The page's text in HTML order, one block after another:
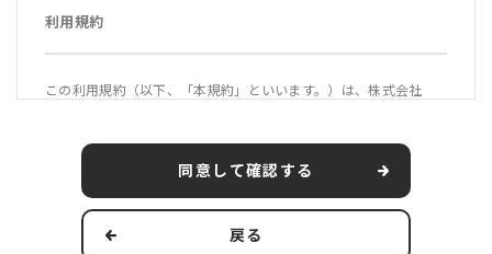
利用規約
この利用規約（以下、「本規約」といいます。）は、株式会社
ンショップ「MOGUストア 本店」（https://mogustore.jp 以
下、「本サービス」といいます。）の利用条件を定めるもので
同意して確認する
戻る